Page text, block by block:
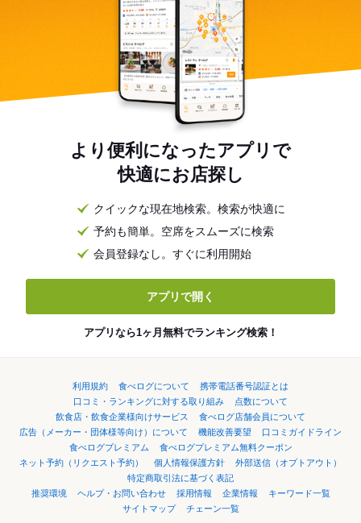
より便利になったアプリで
快適にお店探し
クイックな現在地検索。検索が快適に
予約も簡単。空席をスムーズに検索
会員登録なし。すぐに利用開始
アプリで開く
アプリなら1ヶ月無料でランキング検索！
利用規約 食べログについて
携帯電話番号認証とは
口コミ・ランキングに対する取り組み
点数について
飲食店・飲食企業様向けサービス
食べログ店舗会員について
広告（メーカー・団体様等向け）について
機能改善要望
口コミガイドライン
食べログプレミアム
食べログプレミアム無料クーポン
ネット予約（リクエスト予約）
個人情報保護方針
外部送信（オプトアウト）
特定商取引法に基づく表記
推奨環境
ヘルプ・お問い合わせ 採用情報 企業情報
キーワード一覧
サイトマップ
チェーン一覧